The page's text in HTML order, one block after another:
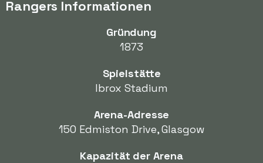
Rangers Informationen
Gründung
1873
Spielstätte
Ibrox Stadium
Arena-Adresse
150 Edmiston Drive, Glasgow
Kapazität der Arena